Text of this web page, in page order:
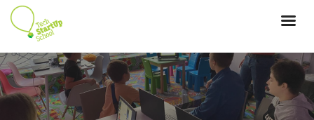
Перейти
до
основного
вмісту